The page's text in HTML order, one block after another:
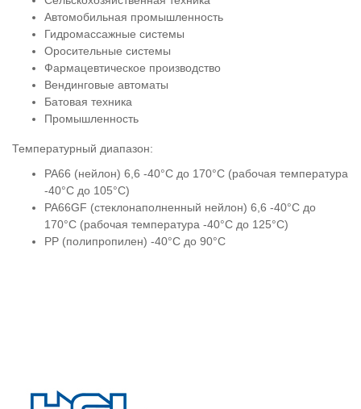
Автомобильная промышленность
Гидромассажные системы
Оросительные системы
Фармацевтическое производство
Вендинговые автоматы
Батовая техника
Промышленность
Температурный диапазон:
PA66 (нейлон) 6,6 -40°C до 170°C (рабочая температура
-40°C до 105°C)
PA66GF (стеклонаполненный нейлон) 6,6 -40°C до
170°C (рабочая температура -40°C до 125°C)
PP (полипропилен) -40°C до 90°C